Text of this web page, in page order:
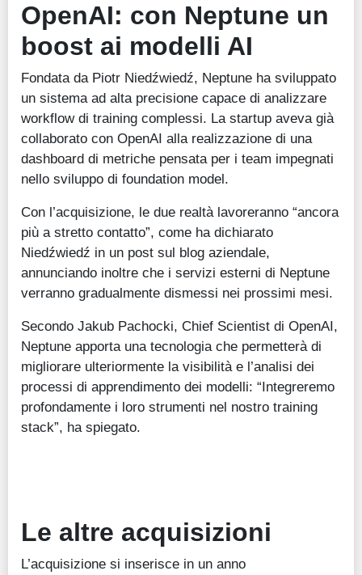
OpenAI: con Neptune un
boost ai modelli AI
Fondata da Piotr Niedźwiedź, Neptune ha sviluppato
un sistema ad alta precisione capace di analizzare
workflow di training complessi. La startup aveva già
collaborato con OpenAI alla realizzazione di una
dashboard di metriche pensata per i team impegnati
nello sviluppo di foundation model.
Con l’acquisizione, le due realtà lavoreranno “ancora
più a stretto contatto”, come ha dichiarato
Niedźwiedź in un post sul blog aziendale,
annunciando inoltre che i servizi esterni di Neptune
verranno gradualmente dismessi nei prossimi mesi.
Secondo Jakub Pachocki, Chief Scientist di OpenAI,
Neptune apporta una tecnologia che permetterà di
migliorare ulteriormente la visibilità e l’analisi dei
processi di apprendimento dei modelli: “Integreremo
profondamente i loro strumenti nel nostro training
stack”, ha spiegato.
Le altre acquisizioni
L’acquisizione si inserisce in un anno